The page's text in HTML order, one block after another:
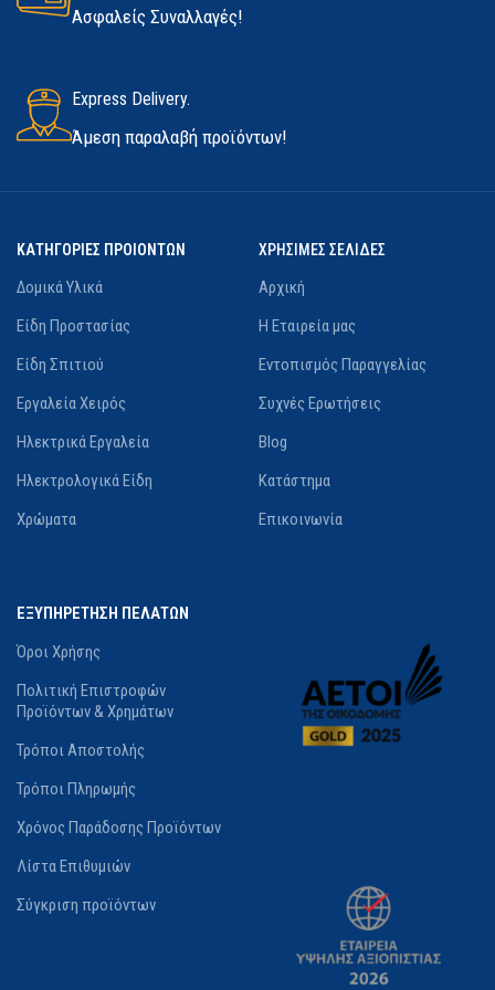
300 4.0
ΦΩΣ ΕΡΓΑΣΊΑΣ (LED) SD 5-
ΚΑΤΑΣΚΕΥΑΣΤΉΣ
Ασφαλείς Συναλλαγές!
Express Delivery.
Άμεση παραλαβή προϊόντων!
ΚΑΤΗΓΟΡΙΕΣ ΠΡΟΙΟΝΤΩΝ
Δομικά Υλικά
Είδη Προστασίας
Είδη Σπιτιού
Εργαλεία Χειρός
Ηλεκτρικά Εργαλεία
Ηλεκτρολογικά Είδη
Χρώματα
ΧΡΗΣΙΜΕΣ ΣΕΛΙΔΕΣ
Αρχική
Η Εταιρεία μας
Εντοπισμός Παραγγελίας
Συχνές Ερωτήσεις
Blog
Κατάστημα
Επικοινωνία
ΕΞΥΠΗΡΕΤΗΣΗ ΠΕΛΑΤΩΝ
Όροι Χρήσης
Πολιτική Επιστροφών
Προϊόντων & Χρημάτων
Τρόποι Αποστολής
Τρόποι Πληρωμής
Χρόνος Παράδοσης Προϊόντων
Λίστα Επιθυμιών
Σύγκριση προϊόντων